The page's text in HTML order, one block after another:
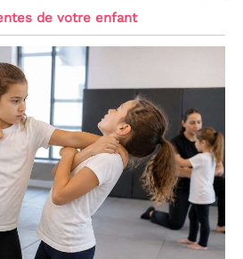
de votre enfant